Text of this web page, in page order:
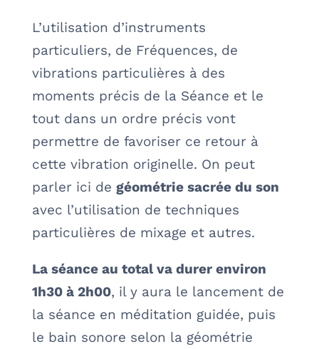
L’utilisation d’instruments
particuliers, de Fréquences, de
vibrations particulières à des
moments précis de la Séance et le
tout dans un ordre précis vont
permettre de favoriser ce retour à
cette vibration originelle. On peut
parler ici de géométrie sacrée du son
avec l’utilisation de techniques
particulières de mixage et autres.
La séance au total va durer environ
1h30 à 2h00, il y aura le lancement de
la séance en méditation guidée, puis
le bain sonore selon la géométrie